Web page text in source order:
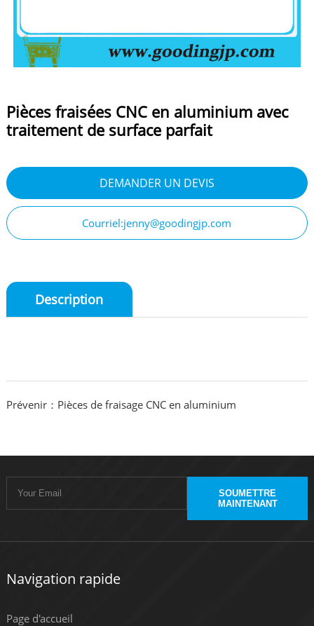
Pièces fraisées CNC en aluminium avec
traitement de surface parfait
DEMANDER UN DEVIS
Courriel:jenny@goodingjp.com
Description
Prévenir：Pièces de fraisage CNC en aluminium
SOUMETTRE
MAINTENANT
Navigation rapide
Page d'accueil